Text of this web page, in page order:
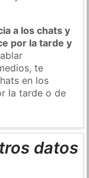
a los chats y
por la tarde y
te
en los
la tarde o de
datos